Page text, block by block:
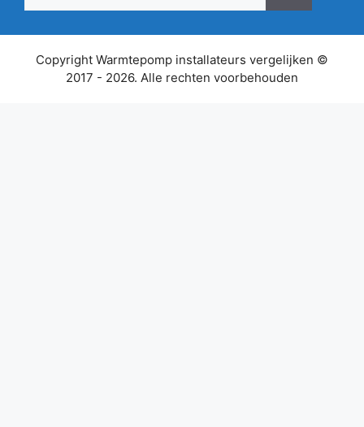
Copyright Warmtepomp installateurs vergelijken ©
2017 - 2026. Alle rechten voorbehouden